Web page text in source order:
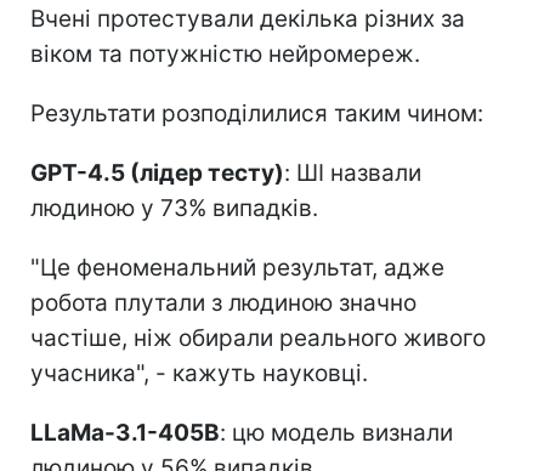
Вчені протестували декілька різних за
віком та потужністю нейромереж.
Результати розподілилися таким чином:
GPT-4.5 (лідер тесту): ШІ назвали
людиною у 73% випадків.
"Це феноменальний результат, адже
робота плутали з людиною значно
частіше, ніж обирали реального живого
учасника", - кажуть науковці.
LLaMa-3.1-405B: цю модель визнали